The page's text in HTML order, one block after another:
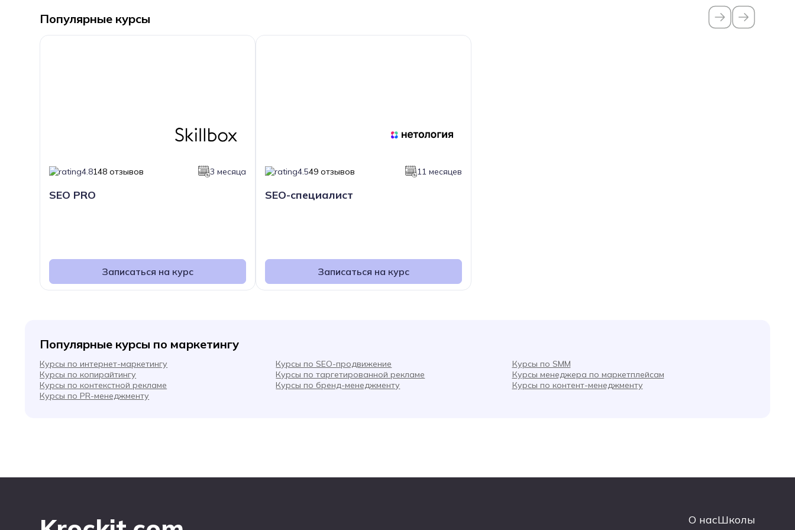
Популярные курсы
4.8148 отзывов 3 месяца
SEO PRO
Записаться на курс
4.549 отзывов 11 месяцев
SEO-специалист
Записаться на курс
Популярные курсы по маркетингу
Курсы по интернет-маркетингу Курсы по SEO-продвижение
Курсы по SMM
Курсы по копирайтингу
Курсы по таргетированной рекламе
Курсы менеджера по маркетплейсам
Курсы по контекстной рекламе
Курсы по бренд-менеджменту
Курсы по контент-менеджменту
Курсы по PR-менеджменту
О насШколы